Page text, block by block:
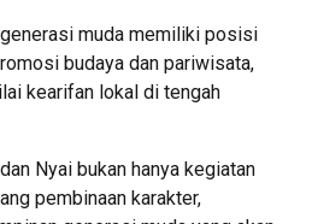
muda memiliki posisi
budaya dan pariwisata,
kearifan lokal di tengah
Nyai bukan hanya kegiatan
pembinaan karakter,